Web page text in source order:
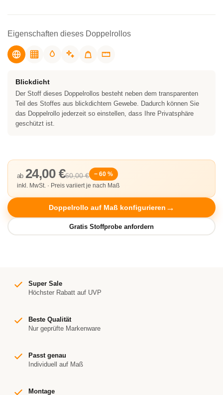
Eigenschaften dieses Doppelrollos
Blickdicht
Der Stoff dieses Doppelrollos besteht neben dem transparenten
Teil des Stoffes aus blickdichtem Gewebe. Dadurch können Sie
das Doppelrollo jederzeit so einstellen, dass Ihre Privatsphäre
geschützt ist.
60,00 €
ab 24,00 €
− 60 %
inkl. MwSt. · Preis variiert je nach Maß
Doppelrollo auf Maß konfigurieren
Super Sale
Höchster Rabatt auf UVP
Beste Qualität
Nur geprüfte Markenware
Passt genau
Individuell auf Maß
Montage